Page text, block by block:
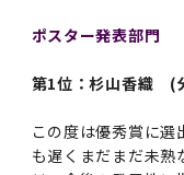
ポスター発表部門
第1位：杉山香織 (
この度は優秀賞に
も遅くまだまだ未熟